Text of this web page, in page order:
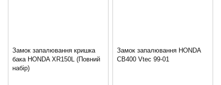
Замок запалювання кришка
бака HONDA XR150L (Повний
набір)
Замок запалювання HONDA
CB400 Vtec 99-01